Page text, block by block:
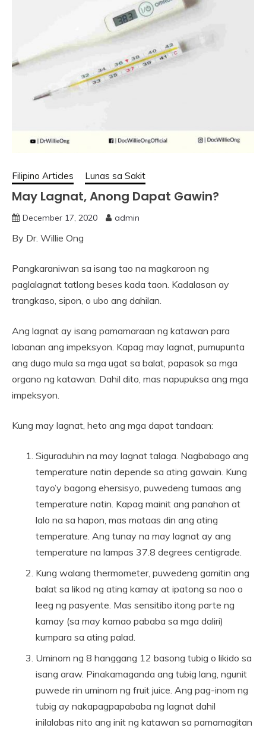
Filipino Articles Lunas sa Sakit
May Lagnat, Anong Dapat Gawin?
December 17, 2020 admin
By Dr. Willie Ong
Pangkaraniwan sa isang tao na magkaroon ng
paglalagnat tatlong beses kada taon. Kadalasan ay
trangkaso, sipon, o ubo ang dahilan.
Ang lagnat ay isang pamamaraan ng katawan para
labanan ang impeksyon. Kapag may lagnat, pumupunta
ang dugo mula sa mga ugat sa balat, papasok sa mga
organo ng katawan. Dahil dito, mas napupuksa ang mga
impeksyon.
Kung may lagnat, heto ang mga dapat tandaan:
Siguraduhin na may lagnat talaga. Nagbabago ang
temperature natin depende sa ating gawain. Kung
tayo’y bagong ehersisyo, puwedeng tumaas ang
temperature natin. Kapag mainit ang panahon at
lalo na sa hapon, mas mataas din ang ating
temperature. Ang tunay na may lagnat ay ang
temperature na lampas 37.8 degrees centigrade.
Kung walang thermometer, puwedeng gamitin ang
balat sa likod ng ating kamay at ipatong sa noo o
leeg ng pasyente. Mas sensitibo itong parte ng
kamay (sa may kamao pababa sa mga daliri)
kumpara sa ating palad.
Uminom ng 8 hanggang 12 basong tubig o likido sa
isang araw. Pinakamaganda ang tubig lang, ngunit
puwede rin uminom ng fruit juice. Ang pag-inom ng
tubig ay nakapagpapababa ng lagnat dahil
inilalabas nito ang init ng katawan sa pamamagitan